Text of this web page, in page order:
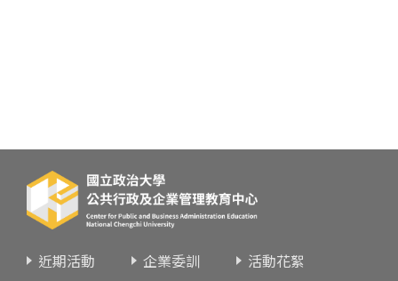
近期活動 企業委訓
活動花絮